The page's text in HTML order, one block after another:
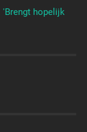
'Brengt hopelijk